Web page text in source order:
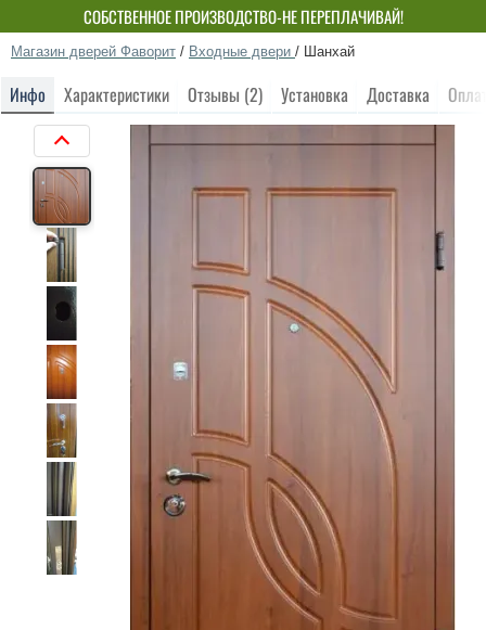
СОБСТВЕННОЕ ПРОИЗВОДСТВО-НЕ ПЕРЕПЛАЧИВАЙ!
Магазин дверей Фаворит / Входные двери / Шанхай
Инфо Характеристики Отзывы (2) Установка Доставка